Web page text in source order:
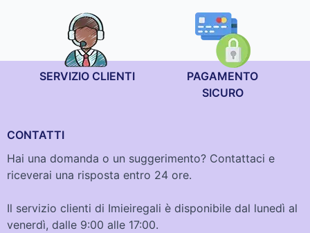
SERVIZIO CLIENTI
PAGAMENTO
SICURO
CONTATTI
Hai una domanda o un suggerimento? Contattaci e
riceverai una risposta entro 24 ore.
Il servizio clienti di Imieiregali è disponibile dal lunedì al
venerdì, dalle 9:00 alle 17:00.